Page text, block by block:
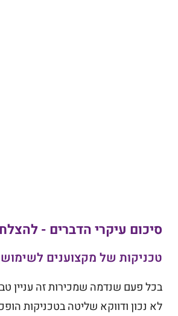
סיכום עיקרי הדברים -
טכניקות של מקצוענים
בכל פעם שנדמה שמכירות זה עניין
לא נכון ודווקא שליטה בטכניקות